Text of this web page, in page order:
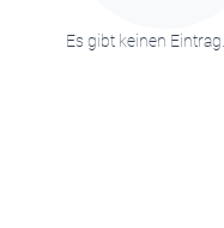
Es gibt keinen Eintrag…